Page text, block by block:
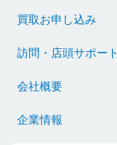
買取お申し込み
訪問・店頭サポート
会社概要
企業情報